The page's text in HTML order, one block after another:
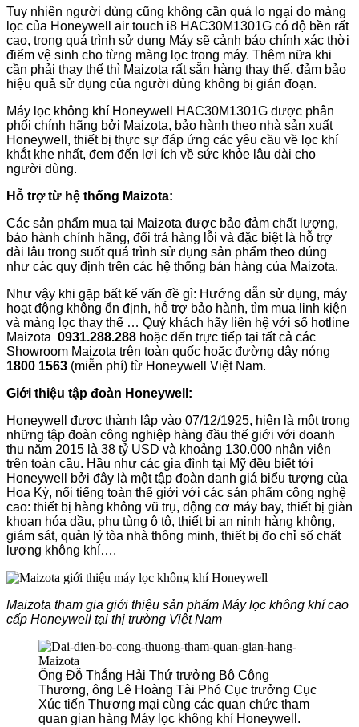
Tuy nhiên người dùng cũng không cần quá lo ngại do màng
lọc của Honeywell air touch i8 HAC30M1301G có độ bền rất
cao, trong quá trình sử dụng Máy sẽ cảnh báo chính xác thời
điểm vệ sinh cho từng màng lọc trong máy. Thêm nữa khi
cần phải thay thế thì Maizota rất sẵn hàng thay thế, đảm bảo
hiệu quả sử dụng của người dùng không bị gián đoạn.
Máy lọc không khí Honeywell HAC30M1301G được phân
phối chính hãng bởi Maizota, bảo hành theo nhà sản xuất
Honeywell, thiết bị thực sự đáp ứng các yêu cầu về lọc khí
khắt khe nhất, đem đến lợi ích về sức khỏe lâu dài cho
người dùng.
Hỗ trợ từ hệ thống Maizota:
Các sản phẩm mua tại Maizota được bảo đảm chất lượng,
bảo hành chính hãng, đổi trả hàng lỗi và đặc biệt là hỗ trợ
dài lâu trong suốt quá trình sử dụng sản phẩm theo đúng
như các quy định trên các hệ thống bán hàng của Maizota.
Như vậy khi gặp bất kể vấn đề gì: Hướng dẫn sử dụng, máy
hoạt động không ổn định, hỗ trợ bảo hành, tìm mua linh kiện
và màng lọc thay thế … Quý khách hãy liên hệ với số hotline
Maizota 0931.288.288 hoặc đến trực tiếp tại tất cả các
Showroom Maizota trên toàn quốc hoặc đường dây nóng
1800 1563 (miễn phí) từ Honeywell Việt Nam.
Giới thiệu tập đoàn Honeywell:
Honeywell được thành lập vào 07/12/1925, hiện là một trong
những tập đoàn công nghiệp hàng đầu thế giới với doanh
thu năm 2015 là 38 tỷ USD và khoảng 130.000 nhân viên
trên toàn cầu. Hầu như các gia đình tại Mỹ đều biết tới
Honeywell bởi đây là một tập đoàn danh giá biểu tượng của
Hoa Kỳ, nổi tiếng toàn thế giới với các sản phẩm công nghệ
cao: thiết bị hàng không vũ trụ, động cơ máy bay, thiết bị giàn
khoan hóa dầu, phụ tùng ô tô, thiết bị an ninh hàng không,
giám sát, quản lý tòa nhà thông minh, thiết bị đo chỉ số chất
lượng không khí….
Maizota tham gia giới thiệu sản phẩm Máy lọc không khí cao
cấp Honeywell tại thị trường Việt Nam
Ông Đỗ Thắng Hải Thứ trưởng Bộ Công
Thương, ông Lê Hoàng Tài Phó Cục trưởng Cục
Xúc tiến Thương mại cùng các quan chức tham
quan gian hàng Máy lọc không khí Honeywell.